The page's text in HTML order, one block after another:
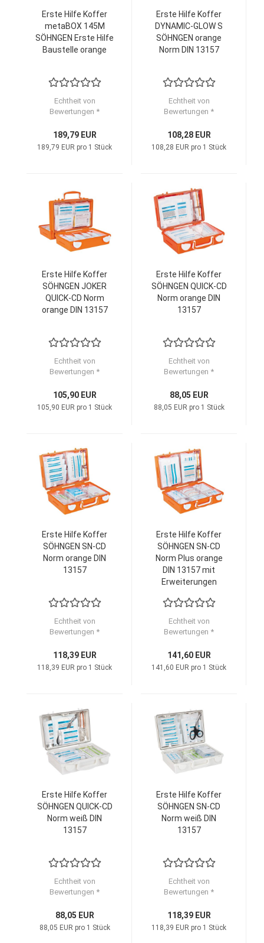
Erste Hilfe Koffer
metaBOX 145M
SÖHNGEN Erste Hilfe
Baustelle orange
Echtheit von
Bewertungen *
189,79 EUR
189,79 EUR pro 1 Stück
Erste Hilfe Koffer
DYNAMIC-GLOW S
SÖHNGEN orange
Norm DIN 13157
Echtheit von
Bewertungen *
108,28 EUR
108,28 EUR pro 1 Stück
Erste Hilfe Koffer
SÖHNGEN JOKER
QUICK-CD Norm
orange DIN 13157
Echtheit von
Bewertungen *
105,90 EUR
105,90 EUR pro 1 Stück
Erste Hilfe Koffer
SÖHNGEN QUICK-CD
Norm orange DIN
13157
Echtheit von
Bewertungen *
88,05 EUR
88,05 EUR pro 1 Stück
Erste Hilfe Koffer
SÖHNGEN SN-CD
Norm orange DIN
13157
Echtheit von
Bewertungen *
118,39 EUR
118,39 EUR pro 1 Stück
Erste Hilfe Koffer
SÖHNGEN SN-CD
Norm Plus orange
DIN 13157 mit
Erweiterungen
Echtheit von
Bewertungen *
141,60 EUR
141,60 EUR pro 1 Stück
Erste Hilfe Koffer
SÖHNGEN QUICK-CD
Norm weiß DIN
13157
Echtheit von
Bewertungen *
88,05 EUR
88,05 EUR pro 1 Stück
Erste Hilfe Koffer
SÖHNGEN SN-CD
Norm weiß DIN
13157
Echtheit von
Bewertungen *
118,39 EUR
118,39 EUR pro 1 Stück